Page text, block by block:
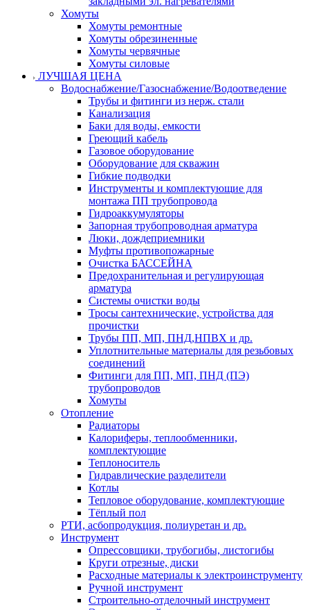
Хомуты
Хомуты ремонтные
Хомуты обрезиненные
Хомуты червячные
Хомуты силовые
ЛУЧШАЯ ЦЕНА
Водоснабжение/Газоснабжение/Водоотведение
Трубы и фитинги из нерж. стали
Канализация
Баки для воды, емкости
Греющий кабель
Газовое оборудование
Оборудование для скважин
Гибкие подводки
Инструменты и комплектующие для
монтажа ПП трубопровода
Гидроаккумуляторы
Запорная трубопроводная арматура
Люки, дождеприемники
Муфты противопожарные
Очистка БАССЕЙНА
Предохранительная и регулирующая
арматура
Системы очистки воды
Тросы сантехнические, устройства для
прочистки
Трубы ПП, МП, ПНД,НПВХ и др.
Уплотнительные материалы для резьбовых
соединений
Фитинги для ПП, МП, ПНД (ПЭ)
трубопроводов
Хомуты
Отопление
Радиаторы
Калориферы, теплообменники,
комплектующие
Теплоноситель
Гидравлические разделители
Котлы
Тепловое оборудование, комплектующие
Тёплый пол
РТИ, асбопродукция, полиуретан и др.
Инструмент
Опрессовщики, трубогибы, листогибы
Круги отрезные, диски
Расходные материалы к электроинструменту
Ручной инструмент
Строительно-отделочный инструмент